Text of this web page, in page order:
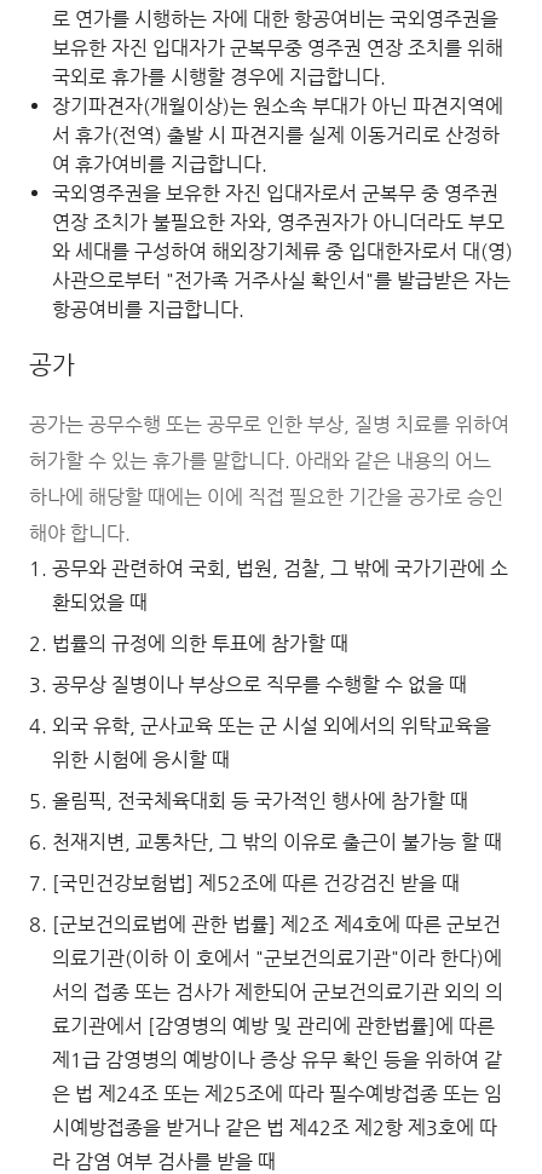
로 연가를 시행하는 자에 대한 항공여비는 국외영주권을
보유한 자진 입대자가 군복무중 영주권 연장 조치를 위해
국외로 휴가를 시행할 경우에 지급합니다.
장기파견자(개월이상)는 원소속 부대가 아닌 파견지역에
서 휴가(전역) 출발 시 파견지를 실제 이동거리로 산정하
여 휴가여비를 지급합니다.
국외영주권을 보유한 자진 입대자로서 군복무 중 영주권
연장 조치가 불필요한 자와, 영주권자가 아니더라도 부모
와 세대를 구성하여 해외장기체류 중 입대한자로서 대(영)
사관으로부터 "전가족 거주사실 확인서"를 발급받은 자는
항공여비를 지급합니다.
공가
공가는 공무수행 또는 공무로 인한 부상, 질병 치료를 위하여
허가할 수 있는 휴가를 말합니다. 아래와 같은 내용의 어느
하나에 해당할 때에는 이에 직접 필요한 기간을 공가로 승인
해야 합니다.
공무와 관련하여 국회, 법원, 검찰, 그 밖에 국가기관에 소
환되었을 때
법률의 규정에 의한 투표에 참가할 때
공무상 질병이나 부상으로 직무를 수행할 수 없을 때
외국 유학, 군사교육 또는 군 시설 외에서의 위탁교육을
위한 시험에 응시할 때
올림픽, 전국체육대회 등 국가적인 행사에 참가할 때
천재지변, 교통차단, 그 밖의 이유로 출근이 불가능 할 때
[국민건강보험법] 제52조에 따른 건강검진 받을 때
[군보건의료법에 관한 법률] 제2조 제4호에 따른 군보건
의료기관(이하 이 호에서 "군보건의료기관"이라 한다)에
서의 접종 또는 검사가 제한되어 군보건의료기관 외의 의
료기관에서 [감영병의 예방 및 관리에 관한법률]에 따른
제1급 감영병의 예방이나 증상 유무 확인 등을 위하여 같
은 법 제24조 또는 제25조에 따라 필수예방접종 또는 임
시예방접종을 받거나 같은 법 제42조 제2항 제3호에 따
라 감염 여부 검사를 받을 때